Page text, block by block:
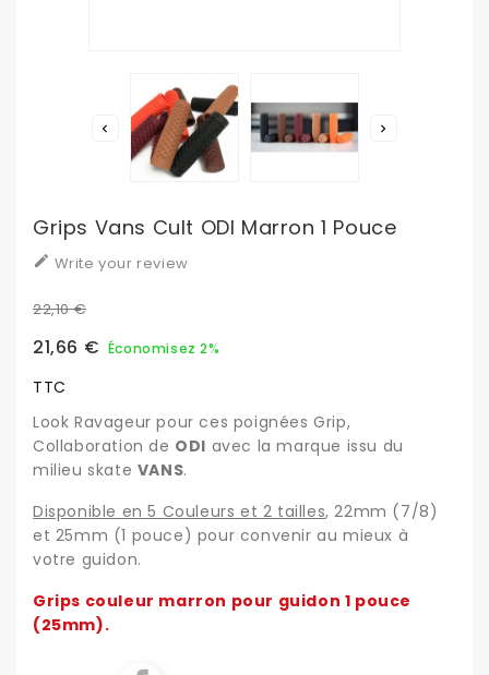
 
Grips Vans Cult ODI Marron 1 Pouce
 Write your review
22,10 €
21,66 € Économisez 2%
TTC
Look Ravageur pour ces poignées Grip,
Collaboration de ODI avec la marque issu du
milieu skate VANS.
Disponible en 5 Couleurs et 2 tailles, 22mm (7/8)
et 25mm (1 pouce) pour convenir au mieux à
votre guidon.
Grips couleur marron pour guidon 1 pouce
(25mm).